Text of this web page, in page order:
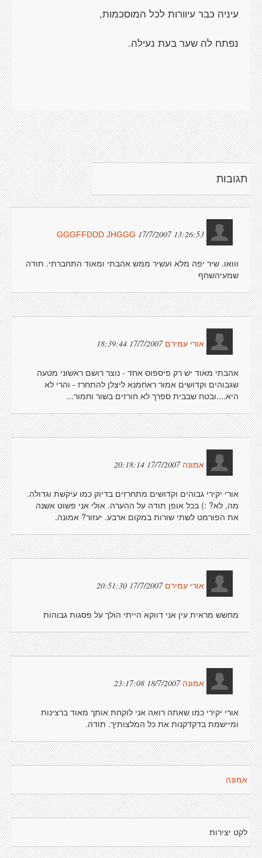
עיניה כבר עיוורות לכל המוסכמות,
נפתח לה שער בעת נעילה.
תגובות
GGGFFDDD JHGGG 17/7/2007 13:26:53
ווואו. שיר יפה מלא ועשיר ממש אהבתי ומאוד התחברתי. תודה
שמעיהשחף
אורי עמירם 17/7/2007 18:39:44
אהבתי מאוד יש רק פיספוס אחד - נוצר רושם ראשוני מטעה
שגבוהים וקדושים אמור ראחמנא ליצלן להתחרז - והרי לא
היא....ובטח שבבית ספרך לא חורזים בשור וחמור...
אמונה17/7/2007 20:18:14
אורי יקירי גבוהים וקדושים מתחרזים בדיוק כמו עיקשת וגדולה.
מה, לא? :) בכל אופן תודה על ההערה. אולי אני פשוט אשנה
את הפורמט לשתי שורות במקום ארבע. יעזור? אמונה.
אורי עמירם 17/7/2007 20:51:30
מחשש מראית עין אני דווקא הייתי הולך על פסגות גבוהות
אמונה18/7/2007 23:17:08
אורי יקירי כמו שאתה רואה אני לוקחת אותך מאוד ברצינות
ומיישמת בדקדקנות את כל המלצותיך. תודה.
אמונה
לקט יצירות